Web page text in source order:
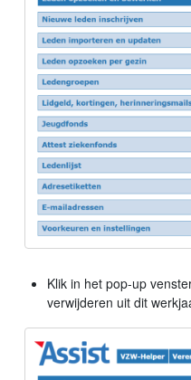
Klik in het pop-up
verwijderen uit dit